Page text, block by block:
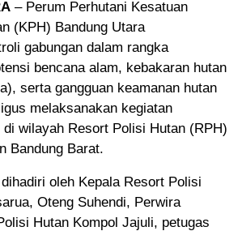
– Perum Perhutani Kesatuan
(KPH) Bandung Utara
gabungan dalam rangka
bencana alam, kebakaran hutan
serta gangguan keamanan hutan
melaksanakan kegiatan
wilayah Resort Polisi Hutan (RPH)
Bandung Barat.
oleh Kepala Resort Polisi
Oteng Suhendi, Perwira
Hutan Kompol Jajuli, petugas